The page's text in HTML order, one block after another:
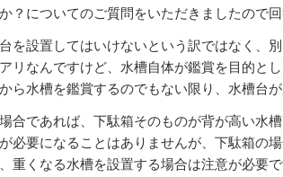
？についてのご質問をいただきましたので回
を設置してはいけないという訳ではなく、別
リなんですけど、水槽自体が鑑賞を目的と
ら水槽を鑑賞するのでもない限り、水槽台が
合であれば、下駄箱そのものが背が高い水
必要になることはありませんが、下駄箱の
重くなる水槽を設置する場合は注意が必要で